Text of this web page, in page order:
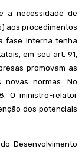
a necessidade de
aos procedimentos
fase interna tenha
em seu art. 91,
promovam as
novas normas. No
O ministro-relator
dos potenciais
Desenvolvimento